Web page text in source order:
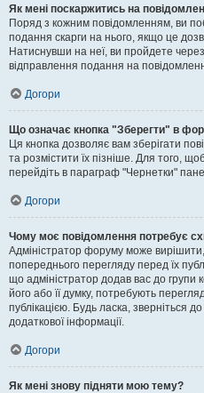
Як мені поскаржитись на
Поряд з кожним повідомленням, ви
подання скарги на нього, якщо це
Натиснувши на неї, ви пройдете
відправлення подання на
Догори
Що означає кнопка "Зберегти" в
Ця кнопка дозволяє вам зберігати
та розмістити їх пізніше. Для того,
перейдіть в параграф "Чернетки"
Догори
Чому моє повідомлення потребує
Адміністратор форуму може
попереднього перегляду перед їх
що адміністратор додав вас до групи
його або її думку, потребують
публікацією. Будь ласка, зверніться
додаткової інформації.
Догори
Як мені знову підняти мою тему?